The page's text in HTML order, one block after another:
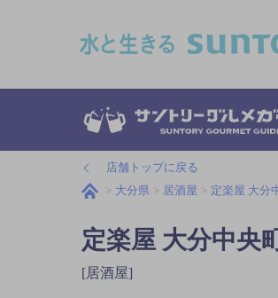
店舗トップに戻る
大分県
居酒屋 定楽屋 大分
定楽屋 大分中央
[居酒屋]